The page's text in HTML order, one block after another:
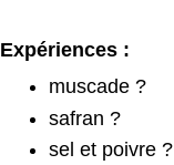
Expériences :
muscade ?
safran ?
sel et poivre ?